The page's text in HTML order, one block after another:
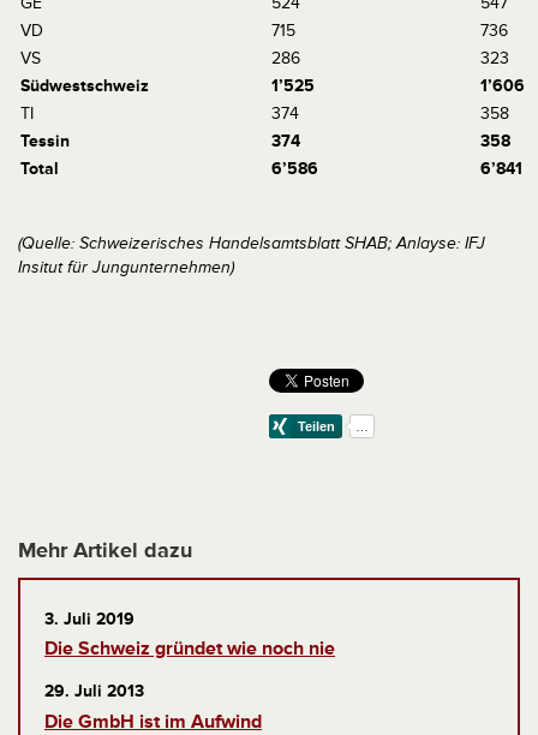
VD
715
736
VS
286
323
Südwestschweiz
1’525
1’606
TI
374
358
Tessin
374
358
Total
6’586 6’841
(Quelle: Schweizerisches Handelsamtsblatt SHAB; Anlayse: IFJ
Insitut für Jungunternehmen)
Mehr Artikel dazu
3. Juli 2019
Die Schweiz gründet wie noch nie
29. Juli 2013
Die GmbH ist im Aufwind